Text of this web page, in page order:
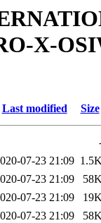
X-
Last modified Size
07-23 21:09
07-23 21:09
07-23 21:09
07-23 21:09